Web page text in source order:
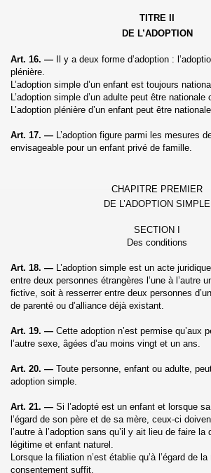
TITRE II
DE L’ADOPTION
Art. 16. — Il y a deux forme d’adoption :
plénière.
L’adoption simple d’un enfant est toujours
L’adoption simple d’un adulte peut être nationale
L’adoption plénière d’un enfant peut être
Art. 17. — L’adoption figure parmi les mesures
envisageable pour un enfant privé de famille.
CHAPITRE PREMIER
DE L’ADOPTION SIMPLE
SECTION I
Des conditions
Art. 18. — L’adoption simple est un acte
entre deux personnes étrangères l’une à l’autre
fictive, soit à resserrer entre deux personnes
de parenté ou d’alliance déjà existant.
Art. 19. — Cette adoption n’est permise qu’aux
l’autre sexe, âgées d’au moins vingt et un ans.
Art. 20. — Toute personne, enfant ou adulte,
adoption simple.
Art. 21. — Si l’adopté est un enfant et lorsque
l’égard de son père et de sa mère, ceux-ci
l’autre à l’adoption sans qu’il y ait lieu de faire
légitime et enfant naturel.
Lorsque la filiation n’est établie qu’à l’égard de
consentement suffit.